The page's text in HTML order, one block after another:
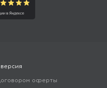
оферты